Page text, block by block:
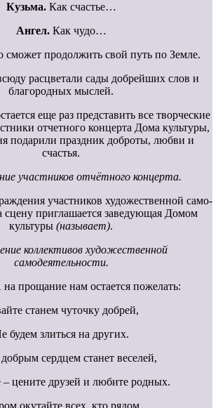
Кузьма. Как счастье…
Ангел. Как чудо…
сможет продолжить свой путь по Земле.
расцветали сады добрейших слов и
благородных мыслей.
еще раз представить все творческие
отчетного концерта Дома культуры,
подарили праздник доброты, любви и
счастья.
участников отчётного концерта.
участников художественной само-
сцену приглашается заведующая Домом
культуры (называет).
коллективов художественной
самодеятельности.
на прощание нам остается пожелать:
станем чуточку добрей,
будем злиться на других.
сердцем станет веселей,
– цените друзей и любите родных.
окутайте всех, кто рядом,